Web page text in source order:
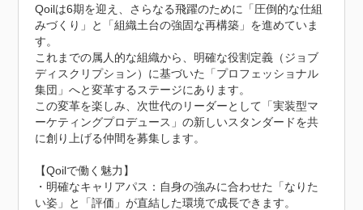
Qoilは6期を迎え、さらなる飛躍のために「圧倒的な仕組
みづくり」と「組織土台の強固な再構築」を進めていま
す。
これまでの属人的な組織から、明確な役割定義（ジョブ
ディスクリプション）に基づいた「プロフェッショナル
集団」へと変革するステージにあります。
この変革を楽しみ、次世代のリーダーとして「実装型マ
ーケティングプロデュース」の新しいスタンダードを共
に創り上げる仲間を募集します。
【Qoilで働く魅力】
・明確なキャリアパス：自身の強みに合わせた「なりた
い姿」と「評価」が直結した環境で成長できます。